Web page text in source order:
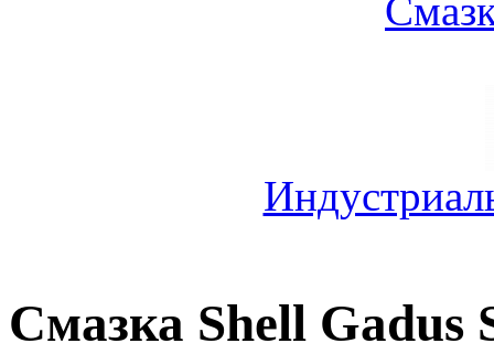
Смазка Shell Gadus